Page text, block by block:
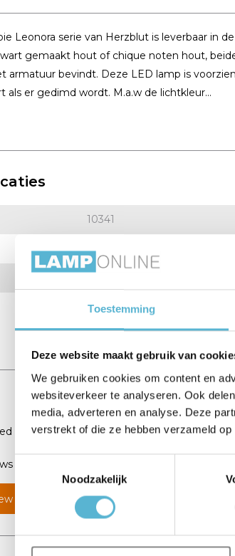
Toestemming
Deze website maakt gebruik van
We gebruiken cookies om content en
websiteverkeer te analyseren. Ook
media, adverteren en analyse. Deze
verstrekt of die ze hebben verzameld
Noodzakelijk
Leonora serie van Herzblut is leverbaar in
gemaakt hout of chique noten hout,
armatuur bevindt. Deze LED lamp is
als er gedimd wordt. M.a.w de lichtkleur...
10341
4021273027934
5,8 cm
on 0 reviews
geschreven over dit product..